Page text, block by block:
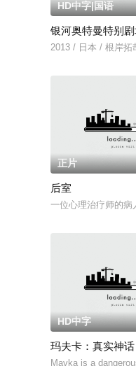
HD中字|国语
银河奥特曼特别
2013 / 日本 / 根岸
正片
后室
一位心理治疗师的病
HD中字
玛夫卡：真实神话
Mavka is a